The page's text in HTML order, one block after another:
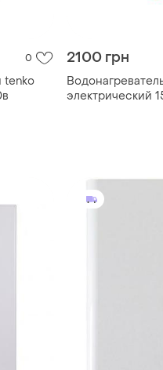
0
tenko
2100 грн
электрический